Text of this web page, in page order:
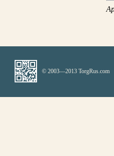
© 2003—2013 TorgRus.com